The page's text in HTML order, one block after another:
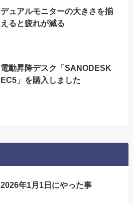
デュアルモニターの大きさを揃
えると疲れが減る
電動昇降デスク「SANODESK
EC5」を購入しました
2026年1月1日にやった事